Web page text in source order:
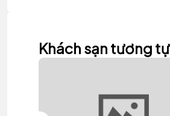
Khách sạn tương tự